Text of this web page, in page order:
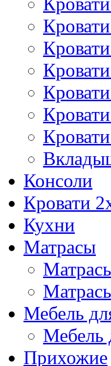
Консоли
Кровати
Кухни
Матрасы
Мебель
Мебель
Прихожие